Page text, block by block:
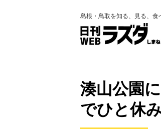
島根・鳥取を知る、見る、食
湊山公園
でひと休